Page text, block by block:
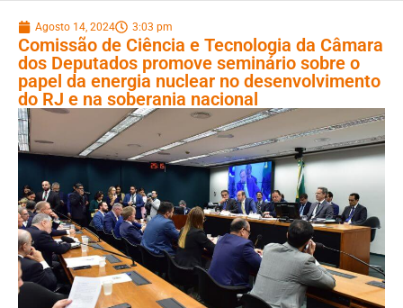
Agosto 14, 2024 3:03 pm
Comissão de Ciência e Tecnologia da Câmara
dos Deputados promove seminário sobre o
papel da energia nuclear no desenvolvimento
do RJ e na soberania nacional